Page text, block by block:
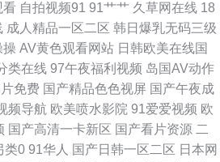
片无码 欧美老女人 午夜探花17c 超碰51 韩日
洲一级午老q 97国产在线视频 狠狠干综合 欧
丝高潮 国产TS社区 后入黑丝老阿姨 另类综
媒 A片w影院 久久波多野视频 欧美人妻干K
看 自拍视频91 91艹艹 久草网在线 18
成人精品一区二区 韩日爆乳无码三级
操 AV黄色观看网站 日韩欧美在线国
类在线 97午夜福利视频 岛国AV动作
免费 国产精品色色视屏 国产午夜成
频导航 欧美喷水影院 91爱爱视频 欧
国产高清一卡新区 国产看片资源 二
类0 91华人 国产日韩一区二区 日本网